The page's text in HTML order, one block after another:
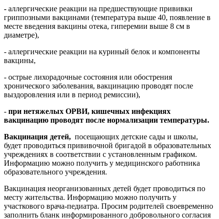
- аллергические реакции на предшествующие прививки
гриппозными вакцинами (температура выше 40, появление в
месте введения вакцины отека, гиперемии выше 8 см в
диаметре),
- аллергические реакции на куриный белок и компоненты
вакцины,
- острые лихорадочные состояния или обострения
хронического заболевания, вакцинацию проводят после
выздоровления или в период ремиссии),
- при нетяжелых ОРВИ, кишечных инфекциях
вакцинацию проводят после нормализации температуры.
Вакцинация детей, посещающих детские сады и школы,
будет проводиться прививочной бригадой в образовательных
учреждениях в соответствии с установленным графиком.
Информацию можно получить у медицинского работника
образовательного учреждения.
Вакцинация неорганизованных детей будет проводиться по
месту жительства. Информацию можно получить у
участкового врача-педиатра. Просим родителей своевременно
заполнить бланк информированного добровольного согласия